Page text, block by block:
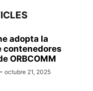
adopta la
contenedores
ORBCOMM
- octubre 21, 2025